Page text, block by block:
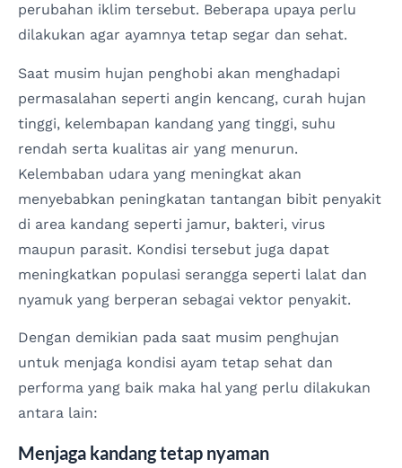
perubahan iklim tersebut. Beberapa upaya perlu
dilakukan agar ayamnya tetap segar dan sehat.
Saat musim hujan penghobi akan menghadapi
permasalahan seperti angin kencang, curah hujan
tinggi, kelembapan kandang yang tinggi, suhu
rendah serta kualitas air yang menurun.
Kelembaban udara yang meningkat akan
menyebabkan peningkatan tantangan bibit penyakit
di area kandang seperti jamur, bakteri, virus
maupun parasit. Kondisi tersebut juga dapat
meningkatkan populasi serangga seperti lalat dan
nyamuk yang berperan sebagai vektor penyakit.
Dengan demikian pada saat musim penghujan
untuk menjaga kondisi ayam tetap sehat dan
performa yang baik maka hal yang perlu dilakukan
antara lain:
Menjaga kandang tetap nyaman